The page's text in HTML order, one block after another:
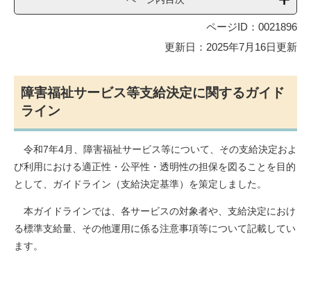
ページID：0021896
更新日：2025年7月16日更新
障害福祉サービス等支給決定に関するガイド
ライン
令和7年4月、障害福祉サービス等について、その支給決定およ
び利用における適正性・公平性・透明性の担保を図ることを目的
として、ガイドライン（支給決定基準）を策定しました。
本ガイドラインでは、各サービスの対象者や、支給決定におけ
る標準支給量、その他運用に係る注意事項等について記載してい
ます。